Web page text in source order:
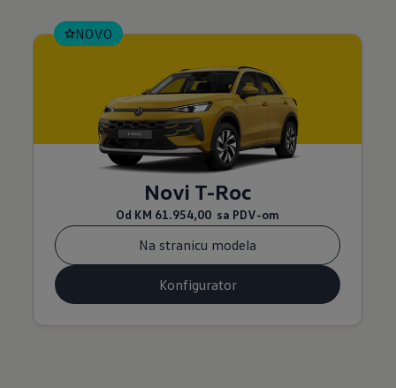
Novi T-Roc
Od KM 61.954,00 sa PDV-om
Na stranicu modela
Konfigurator
NOVO